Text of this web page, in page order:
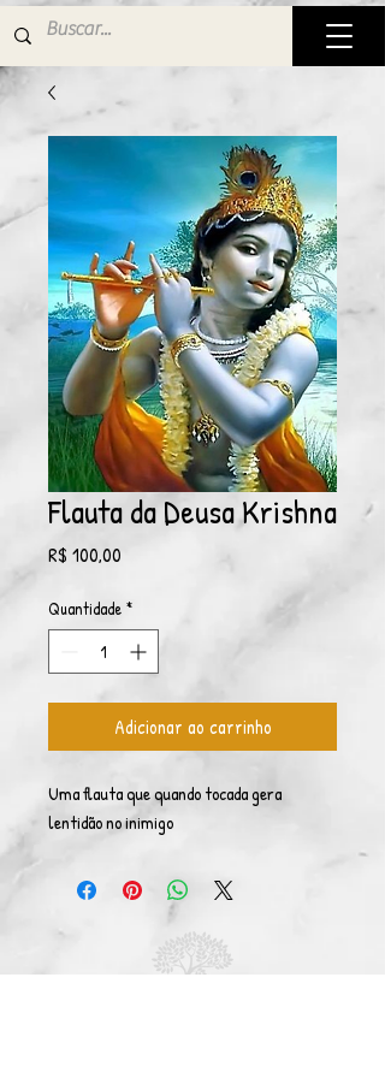
Flauta da Deusa Krishna
R$ 100,00
Quantidade *
Adicionar ao carrinho
Uma flauta que quando tocada gera
lentidão no inimigo